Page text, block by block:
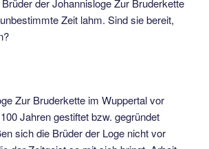
der Johannisloge Zur Bruderkette
Zeit lahm. Sind sie bereit,
Zur Bruderkette im Wuppertal vor
Jahren gestiftet bzw. gegründet
sich die Brüder der Loge nicht vor